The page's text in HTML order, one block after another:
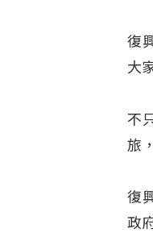
復
大
不
旅
復
政